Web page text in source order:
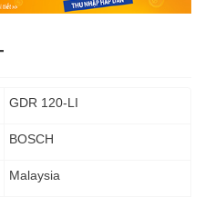
GDR 120-LI
BOSCH
Malaysia